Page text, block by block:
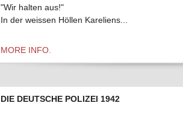
"Wir halten aus!"
In der weissen Höllen Kareliens...
MORE INFO.
DIE DEUTSCHE POLIZEI 1942